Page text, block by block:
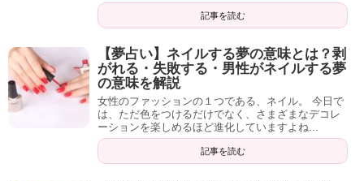
思春期に経験した出来事は、その後の人生やあなた自身の
人格を形成する重要なファクターになります。
そう言った意味で、思春期に感じたような感情が夢の中で
も現れていたなら、あなた自身のある意味芯に近い部分が
表現されていると言えるでしょう。
記事を読む
【夢占い】ネイルする夢の意味とは？剥
がれる・失敗する・男性がネイルする夢
の意味を解説
女性のファッションの１つである、ネイル。 今日で
は、ただ色をつけるだけでなく、さまざまなデコレ
ーションを楽しめるほど進化していますよね...
記事を読む